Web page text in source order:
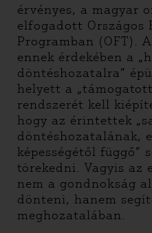
érvényes, a magyar
elfogadott Országos
Programban (OFT).
ennek érdekében a
döntéshozatalra”
helyett a
rendszerét kell
hogy az érintettek
döntéshozatalának,
képességétől függő”
törekedni. Vagyis az
nem a gondnokság
dönteni, hanem
meghozatalában.